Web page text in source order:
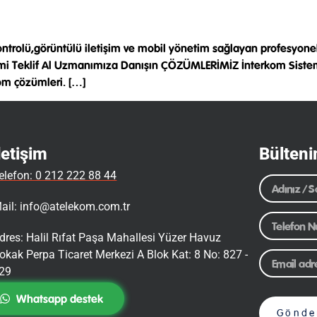
iletişim ve mobil yönetim sağlayan
Al Uzmanımıza Danışın ÇÖZÜMLERİMİZ İnterkom
çözümleri. […]
0 212 222 88 44
info@atelekom.com.tr
Halil Rıfat Paşa Mahallesi Yüzer Havuz
Perpa Ticaret Merkezi A Blok Kat: 8 No: 827 -
Whatsapp destek